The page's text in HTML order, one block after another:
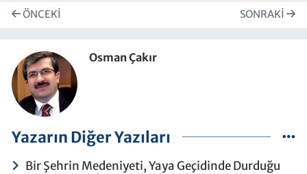
ÖNCEKI SONRAKI
Osman Çakır
Yazarın Diğer Yazıları
Bir Şehrin Medeniyeti, Yaya Geçidinde Durduğu